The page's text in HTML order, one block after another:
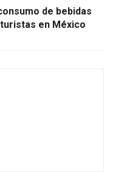
de bebidas
en México